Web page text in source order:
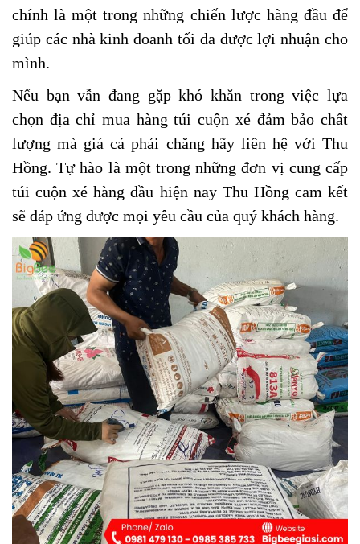
chính là một trong những chiến lược hàng đầu để
giúp các nhà kinh doanh tối đa được lợi nhuận cho
mình.
Nếu bạn vẫn đang gặp khó khăn trong việc lựa
chọn địa chỉ mua hàng túi cuộn xé đảm bảo chất
lượng mà giá cả phải chăng hãy liên hệ với Thu
Hồng. Tự hào là một trong những đơn vị cung cấp
túi cuộn xé hàng đầu hiện nay Thu Hồng cam kết
sẽ đáp ứng được mọi yêu cầu của quý khách hàng.